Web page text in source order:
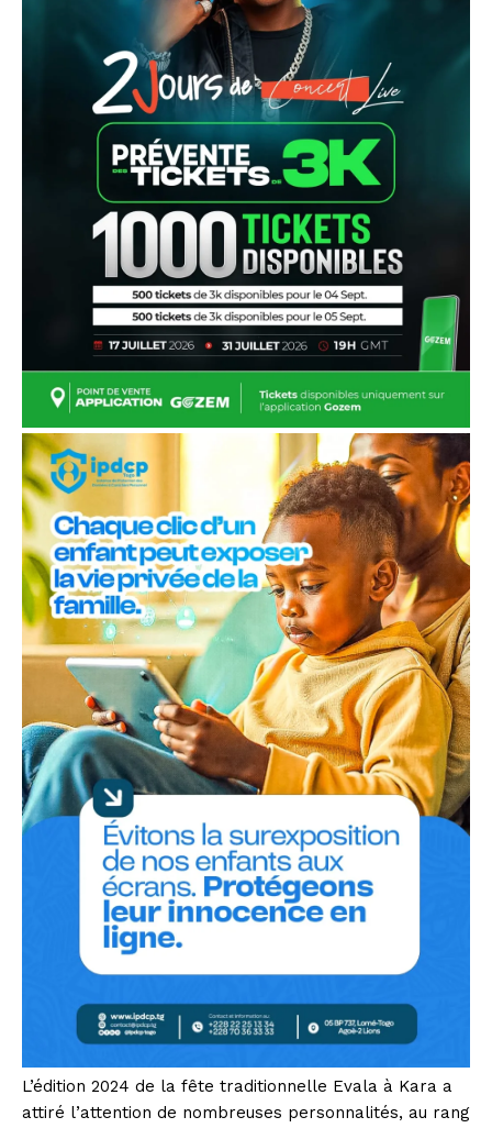
L’édition 2024 de la fête traditionnelle Evala à Kara a
attiré l’attention de nombreuses personnalités, au rang